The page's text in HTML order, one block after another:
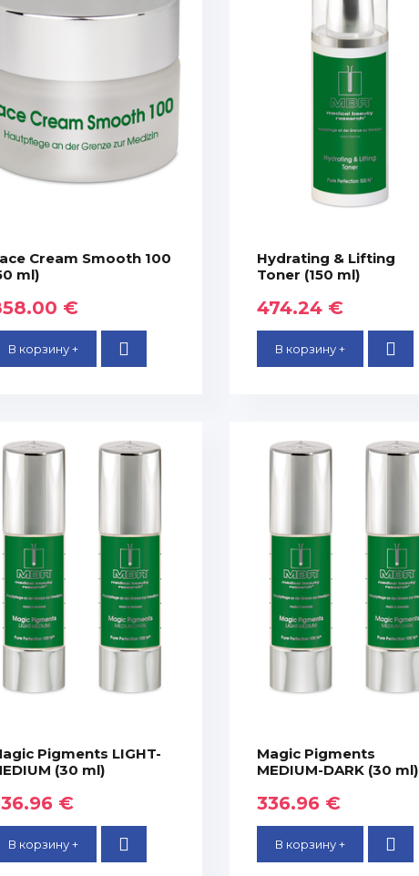
Cream Smooth 100
ml)
€
В корзину +
Hydrating & Lifting
Toner (150 ml)
474.24 €
В корзину +
Pigments LIGHT-
(30 ml)
€
В корзину +
Magic Pigments
MEDIUM-DARK (30 ml)
336.96 €
В корзину +